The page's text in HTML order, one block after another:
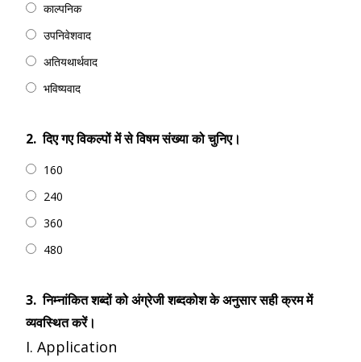
काल्पनिक
उपनिवेशवाद
अतियथार्थवाद
भविष्यवाद
2. दिए गए विकल्पों में से विषम संख्या को चुनिए।
160
240
360
480
3. निम्नांकित शब्दों को अंग्रेजी शब्दकोश के अनुसार सही क्रम में
व्यवस्थित करें।
I. Application